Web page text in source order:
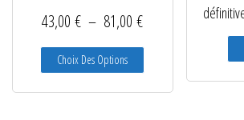
43,00€ – 81,00€Plage de prix :
Choix Des Options Ce produit a